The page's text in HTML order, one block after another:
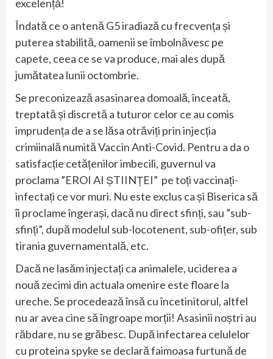
excelență!
Îndată ce o antenă G5 iradiază cu frecvența și
puterea stabilită, oamenii se îmbolnăvesc pe
capete, ceea ce se va produce, mai ales după
jumătatea lunii octombrie.
Se preconizează asasinarea domoală, înceată,
treptată și discretă a tuturor celor ce au comis
imprudența de a se lăsa otrăviți prin injecția
crimiinală numită Vaccin Anti-Covid. Pentru a da o
satisfacție cetățenilor imbecili, guvernul va
proclama ”EROI AI ȘTIINȚEI” pe toți vaccinați-
infectați ce vor muri. Nu este exclus ca și Biserica să
îi proclame îngerași, dacă nu direct sfinți, sau ”sub-
sfinți”, după modelul sub-locotenent, sub-ofițer, sub
tirania guvernamentală, etc.
Dacă ne lasăm injectați ca animalele, uciderea a
nouă zecimi din actuala omenire este floare la
ureche. Se procedează însă cu încetinitorul, altfel
nu ar avea cine să îngroape morții! Asasinii noștri au
răbdare, nu se grăbesc. După infectarea celulelor
cu proteina spyke se declară faimoasa furtună de